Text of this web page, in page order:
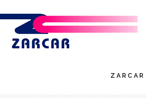
ZARCAR